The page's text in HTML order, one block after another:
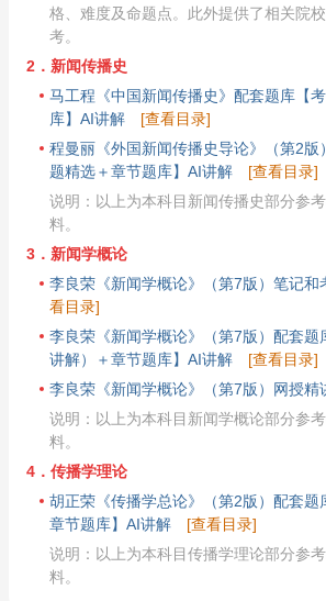
格、难度及命题点。此外提供了相关院
考。
2．新闻传播史
马工程《中国新闻传播史》配套题库【
库】AI讲解
[查看目录]
程曼丽《外国新闻传播史导论》（第2版
题精选＋章节题库】AI讲解
[查看目录]
说明：以上为本科目新闻传播史部分参
料。
3．新闻学概论
李良荣《新闻学概论》（第7版）笔记和
看目录]
李良荣《新闻学概论》（第7版）配套题
讲解）＋章节题库】AI讲解
[查看目录]
李良荣《新闻学概论》（第7版）网授精
说明：以上为本科目新闻学概论部分参
料。
4．传播学理论
胡正荣《传播学总论》（第2版）配套题
章节题库】AI讲解
[查看目录]
说明：以上为本科目传播学理论部分参
料。